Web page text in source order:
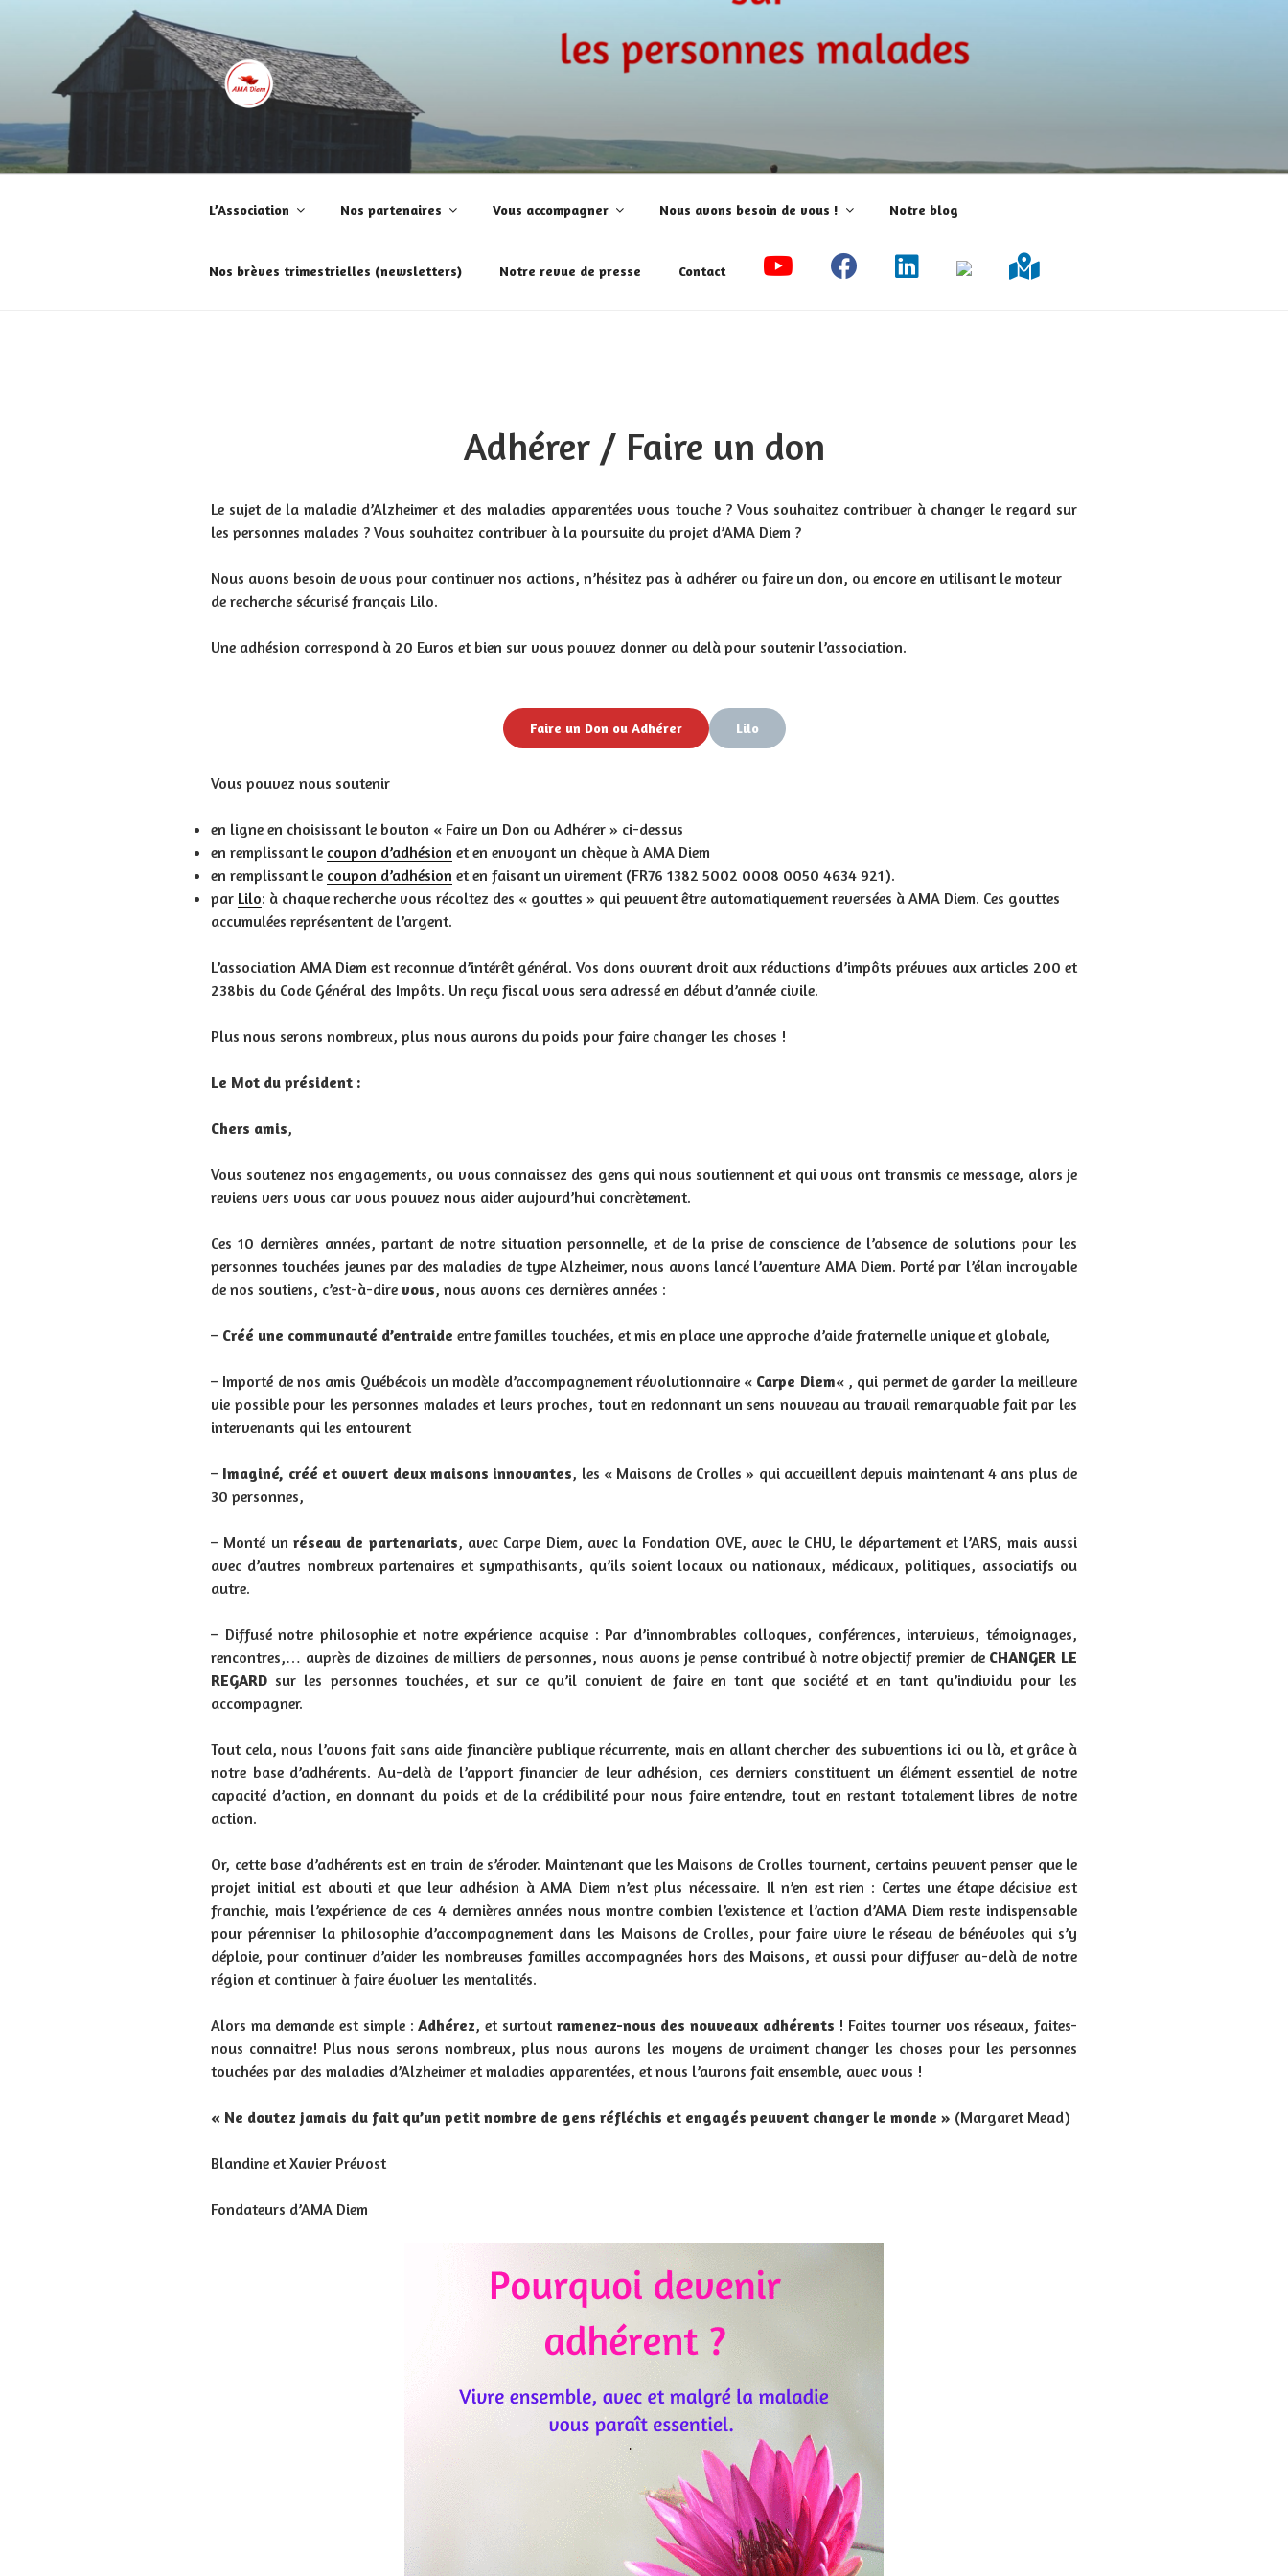
Aime le jour, avec et malgré la maladie!
L’Association Nos partenaires Vous accompagner Nous avons besoin de vous ! Notre blog
Nos brèves trimestrielles (newsletters) Notre revue de presse Contact
Adhérer / Faire un don
Le sujet de la maladie d’Alzheimer et des maladies apparentées vous touche ? Vous souhaitez contribuer à changer le regard sur
les personnes malades ? Vous souhaitez contribuer à la poursuite du projet d’AMA Diem ?
Nous avons besoin de vous pour continuer nos actions, n’hésitez pas à adhérer ou faire un don, ou encore en utilisant le moteur
de recherche sécurisé français Lilo.
Une adhésion correspond à 20 Euros et bien sur vous pouvez donner au delà pour soutenir l’association.
Faire un Don ou Adhérer Lilo
Vous pouvez nous soutenir
en ligne en choisissant le bouton « Faire un Don ou Adhérer » ci-dessus
en remplissant le coupon d’adhésion et en envoyant un chèque à AMA Diem
en remplissant le coupon d’adhésion et en faisant un virement (FR76 1382 5002 0008 0050 4634 921).
par Lilo: à chaque recherche vous récoltez des « gouttes » qui peuvent être automatiquement reversées à AMA Diem. Ces gouttes
accumulées représentent de l’argent.
L’association AMA Diem est reconnue d’intérêt général. Vos dons ouvrent droit aux réductions d’impôts prévues aux articles 200 et
238bis du Code Général des Impôts. Un reçu fiscal vous sera adressé en début d’année civile.
Plus nous serons nombreux, plus nous aurons du poids pour faire changer les choses !
Le Mot du président :
Chers amis,
Vous soutenez nos engagements, ou vous connaissez des gens qui nous soutiennent et qui vous ont transmis ce message, alors je
reviens vers vous car vous pouvez nous aider aujourd’hui concrètement.
Ces 10 dernières années, partant de notre situation personnelle, et de la prise de conscience de l’absence de solutions pour les
personnes touchées jeunes par des maladies de type Alzheimer, nous avons lancé l’aventure AMA Diem. Porté par l’élan incroyable
de nos soutiens, c’est-à-dire vous, nous avons ces dernières années :
– Créé une communauté d’entraide entre familles touchées, et mis en place une approche d’aide fraternelle unique et globale,
– Importé de nos amis Québécois un modèle d’accompagnement révolutionnaire « Carpe Diem« , qui permet de garder la meilleure
vie possible pour les personnes malades et leurs proches, tout en redonnant un sens nouveau au travail remarquable fait par les
intervenants qui les entourent
– Imaginé, créé et ouvert deux maisons innovantes, les « Maisons de Crolles » qui accueillent depuis maintenant 4 ans plus de
30 personnes,
– Monté un réseau de partenariats, avec Carpe Diem, avec la Fondation OVE, avec le CHU, le département et l’ARS, mais aussi
avec d’autres nombreux partenaires et sympathisants, qu’ils soient locaux ou nationaux, médicaux, politiques, associatifs ou
autre.
– Diffusé notre philosophie et notre expérience acquise : Par d’innombrables colloques, conférences, interviews, témoignages,
rencontres,… auprès de dizaines de milliers de personnes, nous avons je pense contribué à notre objectif premier de CHANGER LE
REGARD sur les personnes touchées, et sur ce qu’il convient de faire en tant que société et en tant qu’individu pour les
accompagner.
Tout cela, nous l’avons fait sans aide financière publique récurrente, mais en allant chercher des subventions ici ou là, et grâce à
notre base d’adhérents. Au-delà de l’apport financier de leur adhésion, ces derniers constituent un élément essentiel de notre
capacité d’action, en donnant du poids et de la crédibilité pour nous faire entendre, tout en restant totalement libres de notre
action.
Or, cette base d’adhérents est en train de s’éroder. Maintenant que les Maisons de Crolles tournent, certains peuvent penser que le
projet initial est abouti et que leur adhésion à AMA Diem n’est plus nécessaire. Il n’en est rien : Certes une étape décisive est
franchie, mais l’expérience de ces 4 dernières années nous montre combien l’existence et l’action d’AMA Diem reste indispensable
pour pérenniser la philosophie d’accompagnement dans les Maisons de Crolles, pour faire vivre le réseau de bénévoles qui s’y
déploie, pour continuer d’aider les nombreuses familles accompagnées hors des Maisons, et aussi pour diffuser au-delà de notre
région et continuer à faire évoluer les mentalités.
Alors ma demande est simple :Adhérez, et surtout ramenez-nous des nouveaux adhérents ! Faites tourner vos réseaux, faites-
nous connaitre! Plus nous serons nombreux, plus nous aurons les moyens de vraiment changer les choses pour les personnes
touchées par des maladies d’Alzheimer et maladies apparentées, et nous l’aurons fait ensemble, avec vous !
« Ne doutez jamais du fait qu’un petit nombre de gens réfléchis et engagés peuvent changer le monde » (Margaret Mead)
Blandine et Xavier Prévost
Fondateurs d’AMA Diem